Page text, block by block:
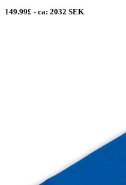
149.99£ - ca: 2032 SEK